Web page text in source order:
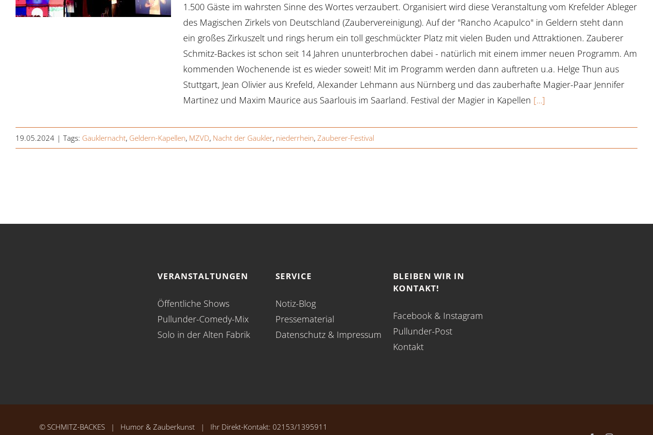
1.500 Gäste im wahrsten Sinne des Wortes verzaubert. Organisiert wird diese Veranstaltung vom Krefelder Ableger
des Magischen Zirkels von Deutschland (Zaubervereinigung). Auf der "Rancho Acapulco" in Geldern steht dann
ein großes Zirkuszelt und rings herum ein toll geschmückter Platz mit vielen Buden und Attraktionen. Zauberer
Schmitz-Backes ist schon seit 14 Jahren ununterbrochen dabei - natürlich mit einem immer neuen Programm. Am
kommenden Wochenende ist es wieder soweit! Mit im Programm werden dann auftreten u.a. Helge Thun aus
Stuttgart, Jean Olivier aus Krefeld, Alexander Lehmann aus Nürnberg und das zauberhafte Magier-Paar Jennifer
Martinez und Maxim Maurice aus Saarlouis im Saarland. Festival der Magier in Kapellen [...]
19.05.2024 | Tags: Gauklernacht, Geldern-Kapellen, MZVD, Nacht der Gaukler, niederrhein, Zauberer-Festival
VERANSTALTUNGEN
Öffentliche Shows
Pullunder-Comedy-Mix
Solo in der Alten Fabrik
SERVICE
Notiz-Blog
Pressematerial
Datenschutz& Impressum
BLEIBEN WIR IN
KONTAKT!
Facebook & Instagram
Pullunder-Post
Kontakt
©SCHMITZ-BACKES | Humor & Zauberkunst | Ihr Direkt-Kontakt:02153/1395911